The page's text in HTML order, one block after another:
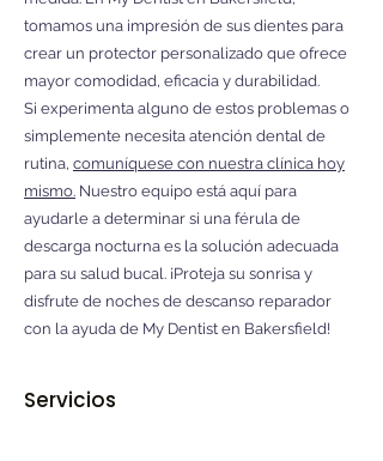
tomamos una impresión de sus dientes para
crear un protector personalizado que ofrece
mayor comodidad, eficacia y durabilidad.
Si experimenta alguno de estos problemas o
simplemente necesita atención dental de
rutina, comuníquese con nuestra clínica hoy
mismo. Nuestro equipo está aquí para
ayudarle a determinar si una férula de
descarga nocturna es la solución adecuada
para su salud bucal. ¡Proteja su sonrisa y
disfrute de noches de descanso reparador
con la ayuda de My Dentist en Bakersfield!
Servicios